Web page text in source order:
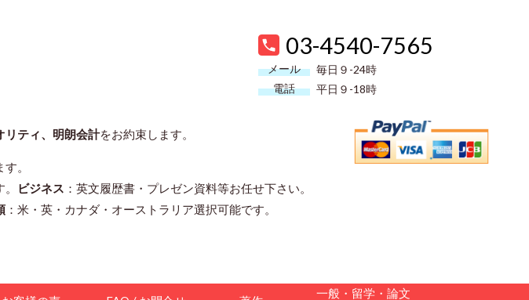
03-4540-7565
メール
毎日９-24時
電話
平日９-18時
ティ、明朗会計をお約束します。
。
ビジネス ：英文履歴書・プレゼン資料等お任せ下さい。
：米・英・カナダ・オーストラリア選択可能です。
一般・留学・論文